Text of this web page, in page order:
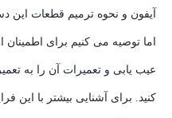
آیفون و نحوه ترمیم قطعات این
عیب یابی و تعمیرات آن را به
کنید. برای آشنایی بیشتر با این